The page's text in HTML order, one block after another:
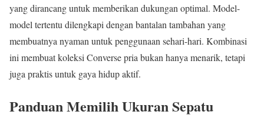
yang dirancang untuk memberikan dukungan optimal. Model-
model tertentu dilengkapi dengan bantalan tambahan yang
membuatnya nyaman untuk penggunaan sehari-hari. Kombinasi
ini membuat koleksi Converse pria bukan hanya menarik, tetapi
juga praktis untuk gaya hidup aktif.
Panduan Memilih Ukuran Sepatu